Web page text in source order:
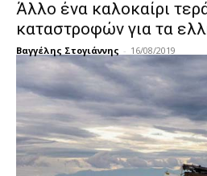
Άλλο ένα καλοκαίρι
καταστροφών για τα
Βαγγέλης Στογιάννης - 16/08/2019